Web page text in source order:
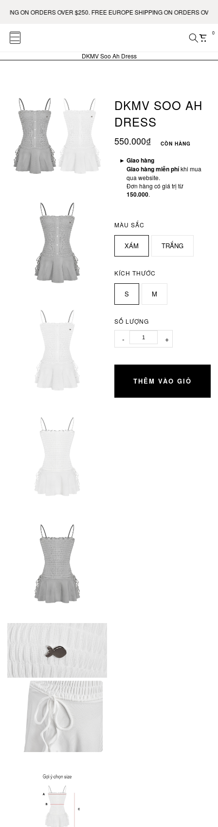
ON ORDERS OVER $250. FREE EUROPE SHIPPING ON ORDERS OVER
0
DKMV Soo Ah Dress
DKMV SOO AH
DRESS
550.000₫ CÒN HÀNG
► Giao hàng
Giao hàng miễn phíkhi mua
qua website.
Đơn hàng có giá trị từ
150.000.
MÀU SẮC
XÁM TRẮNG
KÍCH THƯỚC
S M
SỐ LƯỢNG
- +
THÊM VÀO GIỎ